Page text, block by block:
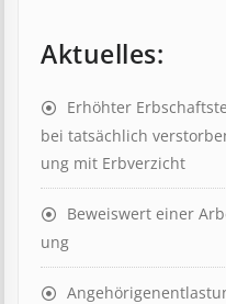
Aktuelles:
Erhöhter
bei tat­säch­lich
ung mit Erb­verzicht
Beweis­wert einer
ung